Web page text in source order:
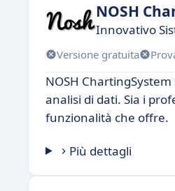
NOSH
Innovativo
Versione gratuita
NOSH
analisi di dati. Sia i
funzionalità che offre.
Più dettagli